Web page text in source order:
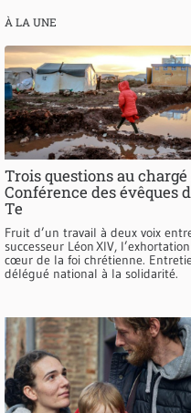
À LA UNE
Trois questions au
Conférence des évêques
Te
Fruit d’un travail à deux voix
successeur Léon XIV,
cœur de la foi chrétienne.
délégué national à la solidarité.